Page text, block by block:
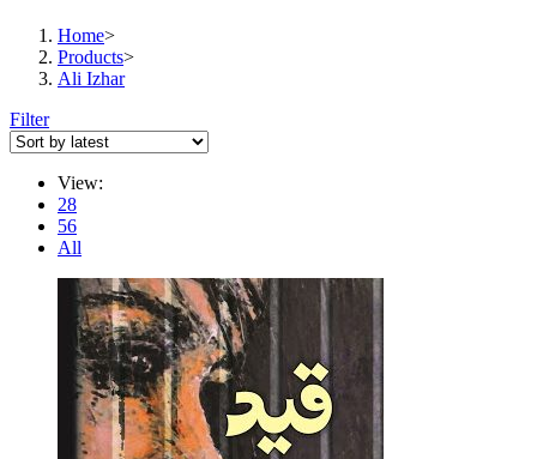
Home>
Products>
Ali Izhar
Filter
View:
28
56
All